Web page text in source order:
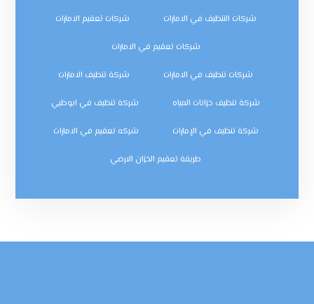
شركات التنظيف في الامارات شركات تعقيم الامارات
شركات تعقيم في الامارات
شركات تنظيف في الامارات شركة تنظيف الامارات
شركة تنظيف خزانات المياه شركة تنظيف في ابوظبي
شركة تنظيف في الإمارات شركه تعقيم في الامارات
طريقة تعقيم الخزان الارضي